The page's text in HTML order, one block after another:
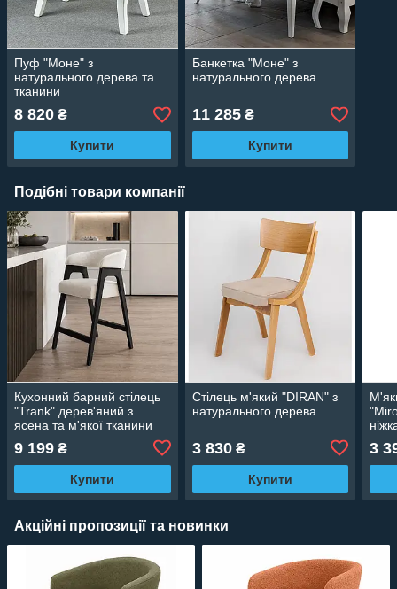
Пуф "Моне" з
натурального дерева та
тканини
8 820 ₴
Купити
Банкетка "Моне" з
натурального дерева
11 285₴
Купити
Подібні товари компанії
Кухонний барний стілець
"Trank" дерев'яний з
ясена та м'якої тканини
9 199 ₴
Купити
Стілець м'який "DIRAN" з
натурального дерева
3 830₴
Купити
3
Акційні пропозиції та новинки